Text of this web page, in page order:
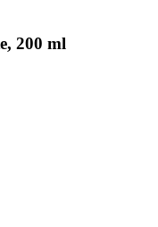
200 ml